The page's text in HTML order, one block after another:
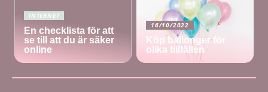
INTERNET
En checklista för att
se till att du är säker
online
16/10/2022
Köp ballonger för
olika tillfällen